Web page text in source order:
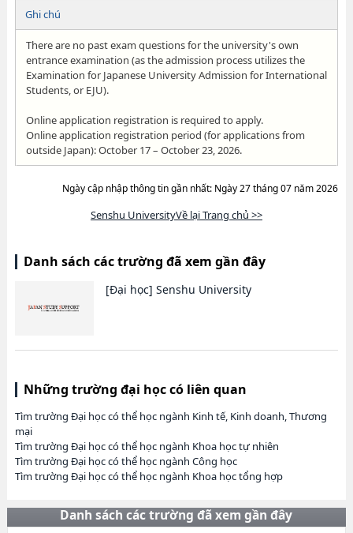
Ghi chú
There are no past exam questions for the university's own
entrance examination (as the admission process utilizes the
Examination for Japanese University Admission for International
Students, or EJU).
Online application registration is required to apply.
Online application registration period (for applications from
outside Japan): October 17 – October 23, 2026.
Ngày cập nhập thông tin gần nhất: Ngày 27 tháng 07 năm 2026
Senshu UniversityVề lại Trang chủ >>
Danh sách các trường đã xem gần đây
[Đại học] Senshu University
Những trường đại học có liên quan
Tìm trường Đại học có thể học ngành Kinh tế, Kinh doanh, Thương
mại
Tìm trường Đại học có thể học ngành Khoa học tự nhiên
Tìm trường Đại học có thể học ngành Công học
Tìm trường Đại học có thể học ngành Khoa học tổng hợp
Danh sách các trường đã xem gần đây